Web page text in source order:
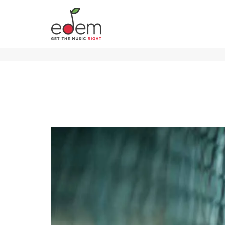
ΣΥΜΒΑΣΗ ΕΚΠΡΟΣΩΠΗΣΗΣ ΓΙΑ ΤΗΝ
FOR MUSIC